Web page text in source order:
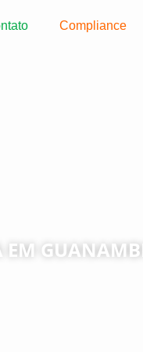
Compliance
EM GUANAMBI